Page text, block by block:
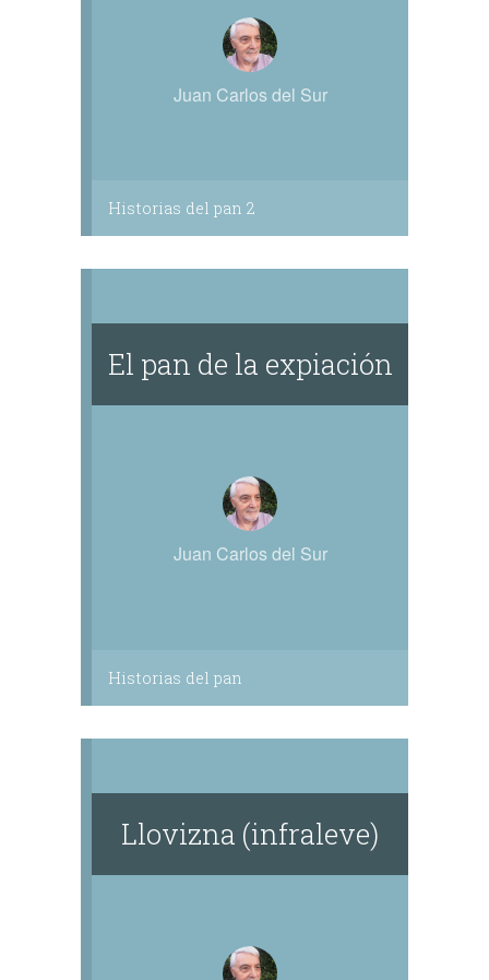
Juan Carlos del Sur
Historias del pan 2
El pan de la expiación
Juan Carlos del Sur
Historias del pan
Llovizna (infraleve)